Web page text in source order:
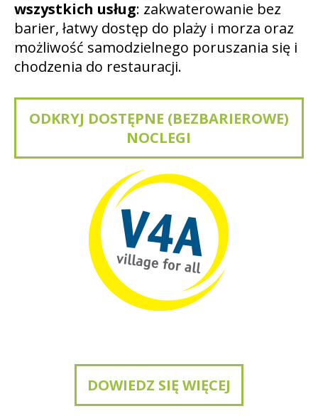
wszystkich usług: zakwaterowanie bez
barier, łatwy dostęp do plaży i morza oraz
możliwość samodzielnego poruszania się i
chodzenia do restauracji.
ODKRYJ DOSTĘPNE (BEZBARIEROWE)
NOCLEGI
DOWIEDZ SIĘ WIĘCEJ